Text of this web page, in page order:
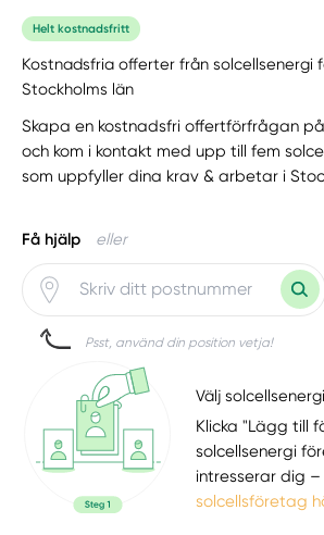
Helt kostnadsfritt
Kostnadsfria offerter från solcellsenergi
Stockholms län
Skapa en kostnadsfri offertförfrågan
och kom i kontakt med upp till fem
som uppfyller dina krav & arbetar i
Få hjälp eller
Psst, använd din position vetja!
Välj
Klicka "Lägg till
solcellsenergi
intresserar dig
solcellsföretag